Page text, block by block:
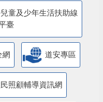
童及少年生活扶助線
臺
網 道安專區
照顧輔導資訊網